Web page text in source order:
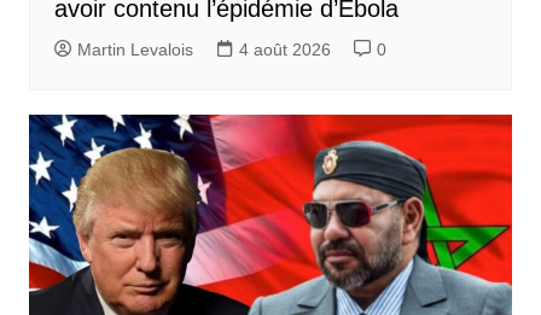
avoir contenu l’épidémie d’Ebola
Martin Levalois 4 août 2026 0